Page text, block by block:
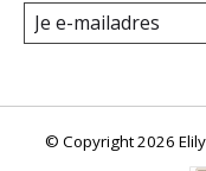
© Copyright 2026